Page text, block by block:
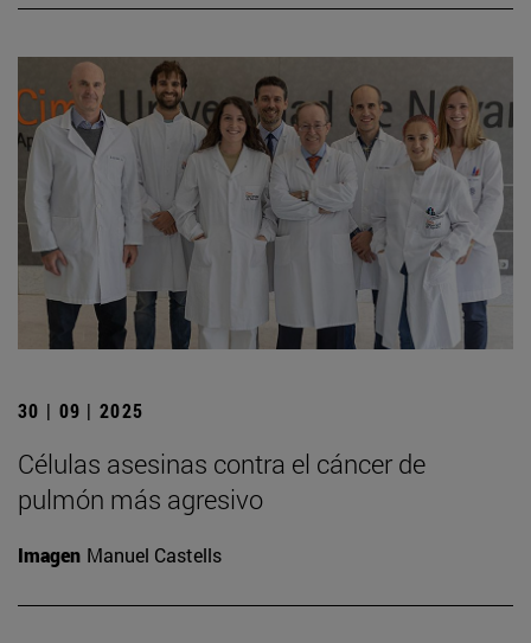
30 | 09 | 2025
Células asesinas contra el cáncer de
pulmón más agresivo
Imagen Manuel Castells